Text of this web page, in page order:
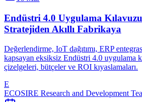
Endüstri 4.0 Uygulama
Stratejiden Akıllı Fabrikaya
Değerlendirme, IoT dağıtımı, ERP
kapsayan eksiksiz Endüstri 4.0 uygulama
çizelgeleri, bütçeler ve ROI kıyaslamaları.
E
ECOSIRE Research and Development